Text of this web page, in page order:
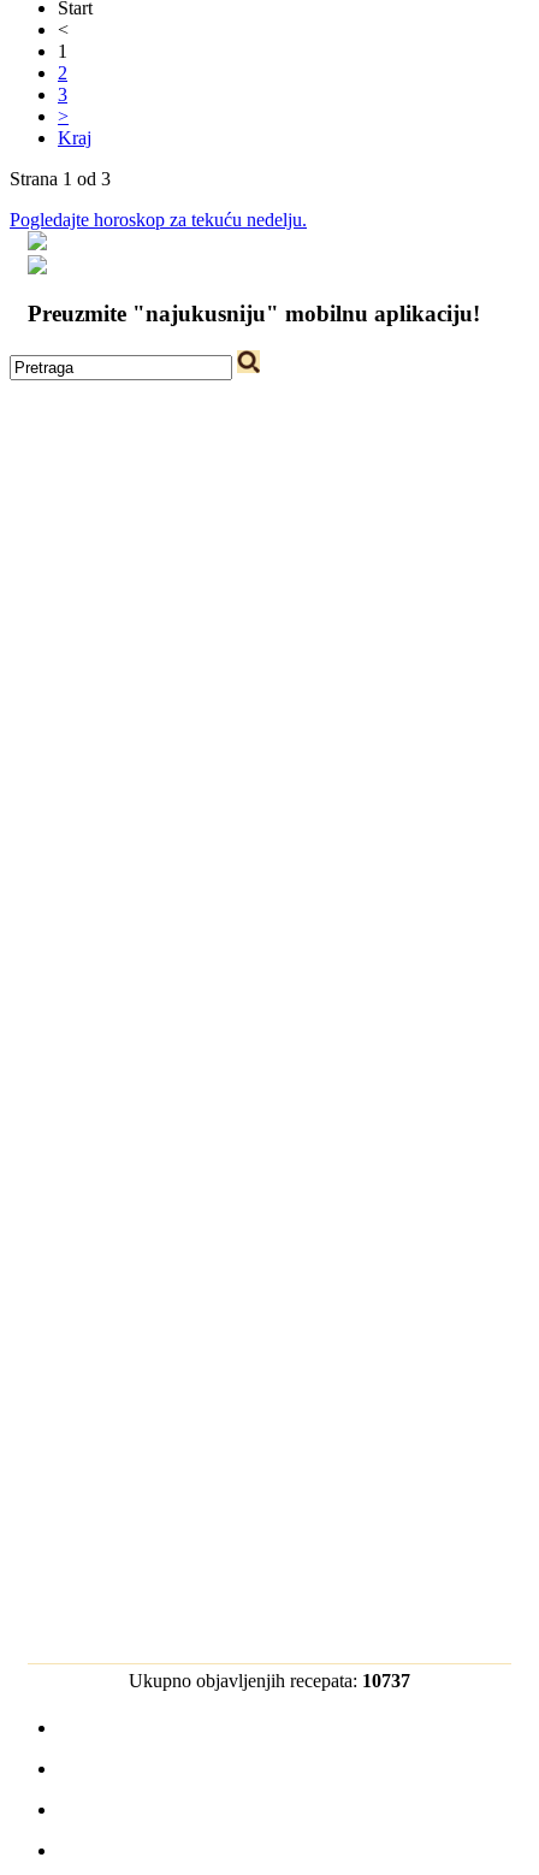
Start
<
1
2
3
>
Kraj
Strana 1 od 3
Pogledajte horoskop za tekuću nedelju.
Preuzmite "najukusniju" mobilnu aplikaciju!
Ukupno objavljenjih recepata: 10737